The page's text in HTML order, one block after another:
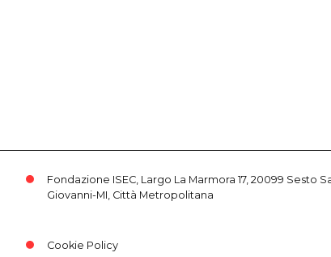
Fondazione ISEC, Largo La Marmora 17, 20099 Sesto
Giovanni-MI, Città Metropolitana
Cookie Policy